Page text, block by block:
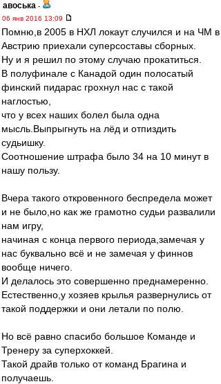
авоська -
06 янв 2016 13:09
Помню,в 2005 в НХЛ локаут случился и на ЧМ в
Австрию приехали суперсоставы сборных.
Ну и я решил по этому случаю прокатиться.
В полуфинале с Канадой один полосатый
финский пидарас грохнул нас с такой
наглостью,
что у всех наших болел была одна
мысль.Выпрыгнуть на лёд и отпиздить
судьишку.
Соотношение штрафа было 34 на 10 минут в
нашу пользу.
Вчера такого откровенного беспредела может
и не было,но как же грамотно судьи развалили
нам игру,
начиная с конца первого периода,замечая у
нас буквально всё и не замечая у финнов
вообще ничего.
И делалось это совершенно преднамеренно.
Естественно,у хозяев крылья развернулись от
такой поддержки и они летали по полю.
Но всё равно спасибо большое Команде и
Тренеру за суперхоккей.
Такой драйв только от команд Брагина и
получаешь.